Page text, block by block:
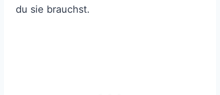
du sie brauchst.